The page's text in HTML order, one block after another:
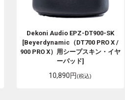
Dekoni Audio EPZ-DT900-SK
[Beyerdynamic（DT700 PRO X /
900 PRO X）用シープスキン・イヤ
ーパッド]
10,890円(税込)